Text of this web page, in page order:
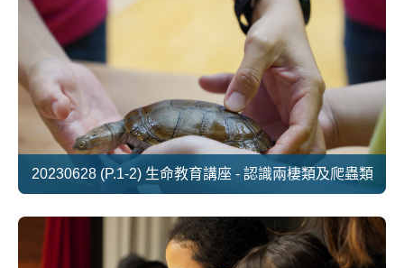
20230628 (P.1-2) 生命教育講座 - 認識兩棲類及爬蟲類